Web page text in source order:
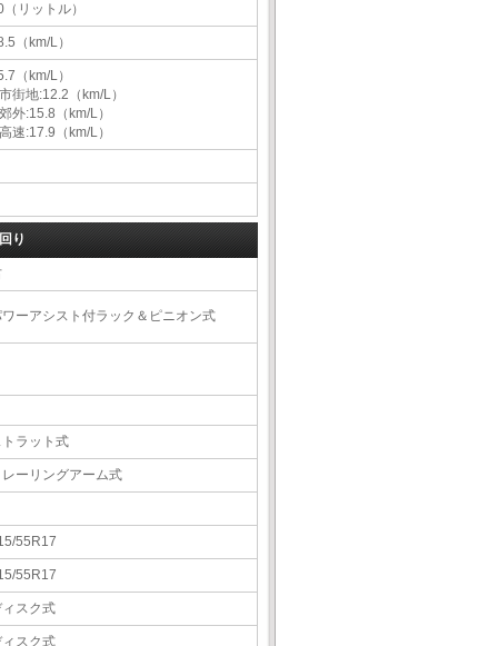
（リットル）
（km/L）
（km/L）
街地:12.2（km/L）
外:15.8（km/L）
速:17.9（km/L）
り
ーアシスト付ラック＆ピニオン式
ラット式
ーリングアーム式
55R17
55R17
スク式
スク式